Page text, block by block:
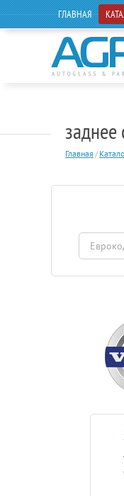
ГЛАВНАЯ
заднее
Главная /